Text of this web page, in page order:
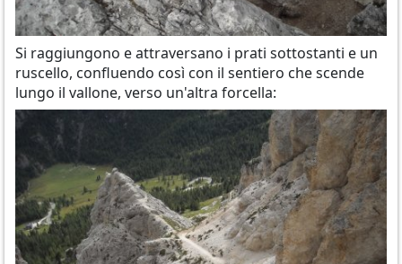
Si raggiungono e attraversano i prati sottostanti e un
ruscello, confluendo così con il sentiero che scende
lungo il vallone, verso un'altra forcella: